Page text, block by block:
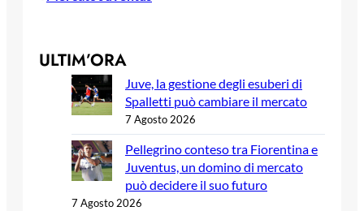
ULTIM’ORA
Juve, la gestione degli esuberi di
Spalletti può cambiare il mercato
7 Agosto 2026
Pellegrino conteso tra Fiorentina e
Juventus, un domino di mercato
può decidere il suo futuro
7 Agosto 2026